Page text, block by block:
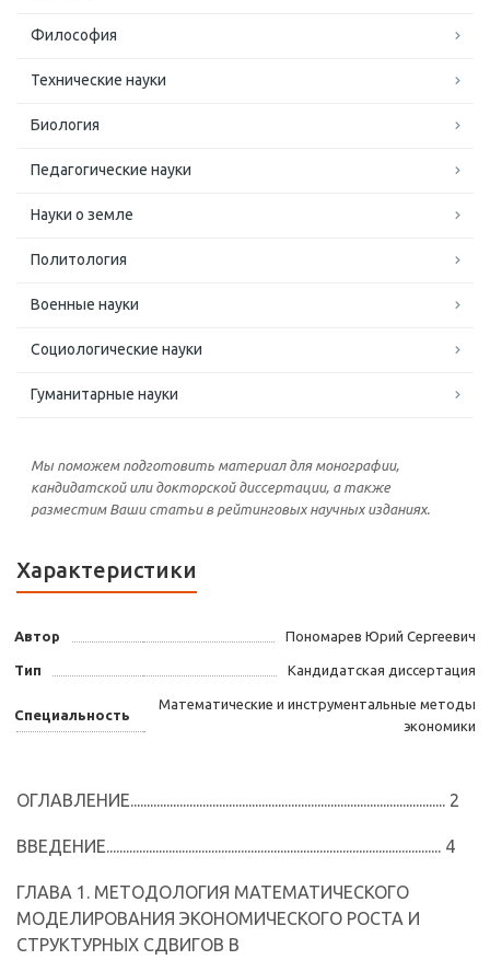
Философия
Технические науки
Биология
Педагогические науки
Науки о земле
Политология
Военные науки
Социологические науки
Гуманитарные науки
Мы поможем подготовить материал для монографии,
кандидатской или докторской диссертации, а также
разместим Ваши статьи в рейтинговых научных изданиях.
Характеристики
Автор Пономарев Юрий Сергеевич
Тип Кандидатская диссертация
Специальность
Математические и инструментальные методы
экономики
ОГЛАВЛЕНИЕ................................................................................................ 2
ВВЕДЕНИЕ...................................................................................................... 4
ГЛАВА 1. МЕТОДОЛОГИЯ МАТЕМАТИЧЕСКОГО
МОДЕЛИРОВАНИЯ ЭКОНОМИЧЕСКОГО РОСТА И
СТРУКТУРНЫХ СДВИГОВ В